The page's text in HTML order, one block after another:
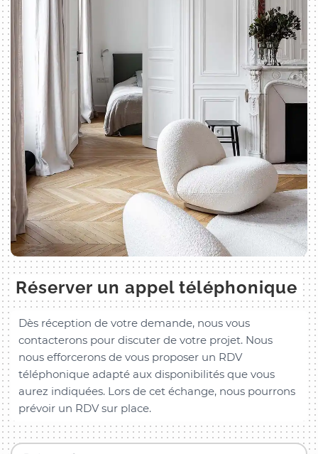
Réserver un appel téléphonique
Dès réception de votre demande, nous vous
contacterons pour discuter de votre projet. Nous
nous efforcerons de vous proposer un RDV
téléphonique adapté aux disponibilités que vous
aurez indiquées. Lors de cet échange, nous pourrons
prévoir un RDV sur place.